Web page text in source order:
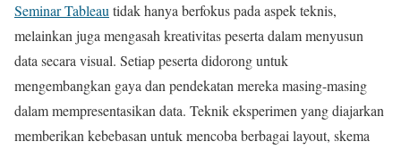
Seminar Tableautidak hanya berfokus pada aspek teknis,
melainkan juga mengasah kreativitas peserta dalam menyusun
data secara visual. Setiap peserta didorong untuk
mengembangkan gaya dan pendekatan mereka masing-masing
dalam mempresentasikan data. Teknik eksperimen yang diajarkan
memberikan kebebasan untuk mencoba berbagai layout, skema